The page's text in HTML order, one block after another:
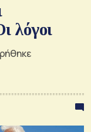
λόγοι